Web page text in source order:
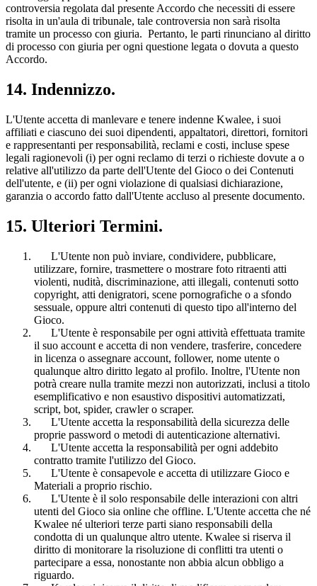
controversia regolata dal presente Accordo che necessiti di essere
risolta in un'aula di tribunale, tale controversia non sarà risolta
tramite un processo con giuria. Pertanto, le parti rinunciano al diritto
di processo con giuria per ogni questione legata o dovuta a questo
Accordo.
14. Indennizzo.
L'Utente accetta di manlevare e tenere indenne Kwalee, i suoi
affiliati e ciascuno dei suoi dipendenti, appaltatori, direttori, fornitori
e rappresentanti per responsabilità, reclami e costi, incluse spese
legali ragionevoli (i) per ogni reclamo di terzi o richieste dovute a o
relative all'utilizzo da parte dell'Utente del Gioco o dei Contenuti
dell'utente, e (ii) per ogni violazione di qualsiasi dichiarazione,
garanzia o accordo fatto dall'Utente accluso al presente documento.
15. Ulteriori Termini.
L'Utente non può inviare, condividere, pubblicare,
utilizzare, fornire, trasmettere o mostrare foto ritraenti atti
violenti, nudità, discriminazione, atti illegali, contenuti sotto
copyright, atti denigratori, scene pornografiche o a sfondo
sessuale, oppure altri contenuti di questo tipo all'interno del
Gioco.
L'Utente è responsabile per ogni attività effettuata tramite
il suo account e accetta di non vendere, trasferire, concedere
in licenza o assegnare account, follower, nome utente o
qualunque altro diritto legato al profilo. Inoltre, l'Utente non
potrà creare nulla tramite mezzi non autorizzati, inclusi a titolo
esemplificativo e non esaustivo dispositivi automatizzati,
script, bot, spider, crawler o scraper.
L'Utente accetta la responsabilità della sicurezza delle
proprie password o metodi di autenticazione alternativi.
L'Utente accetta la responsabilità per ogni addebito
contratto tramite l'utilizzo del Gioco.
L'Utente è consapevole e accetta di utilizzare Gioco e
Materiali a proprio rischio.
L'Utente è il solo responsabile delle interazioni con altri
utenti del Gioco sia online che offline. L'Utente accetta che né
Kwalee né ulteriori terze parti siano responsabili della
condotta di un qualunque altro utente. Kwalee si riserva il
diritto di monitorare la risoluzione di conflitti tra utenti o
partecipare a essa, nonostante non abbia alcun obbligo a
riguardo.